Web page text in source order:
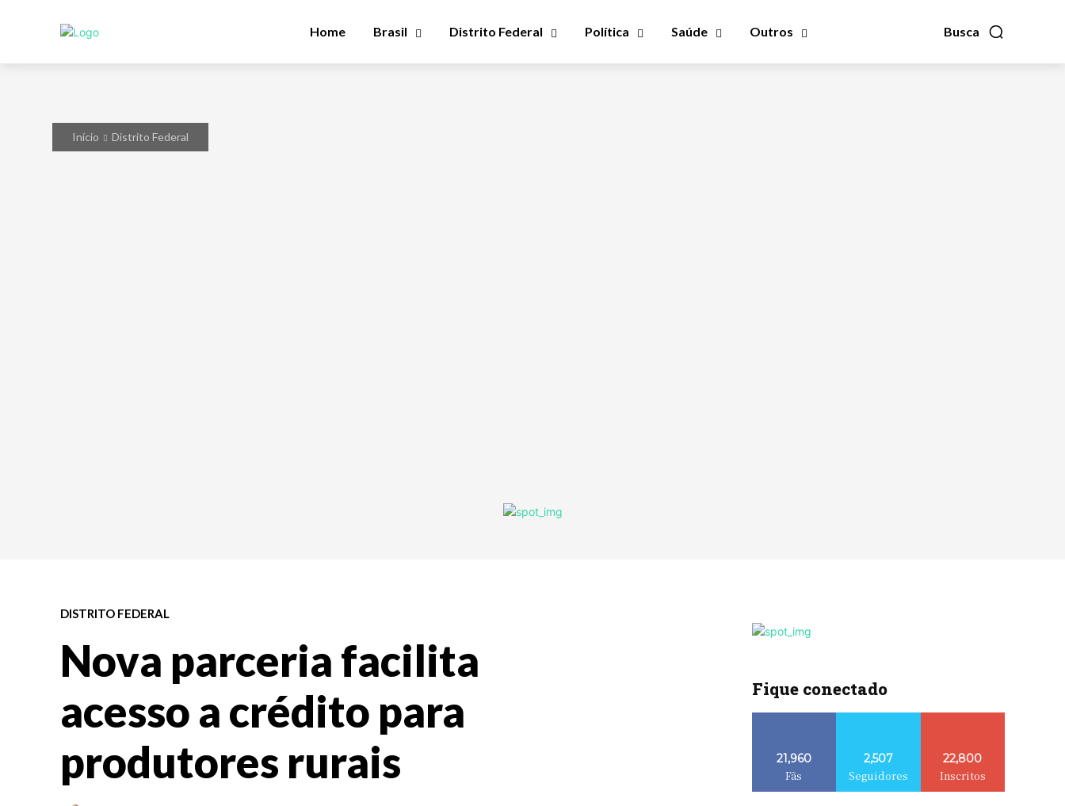
Busca
Home Brasil Distrito Federal Política Saúde Outros
Início Distrito Federal
DISTRITO FEDERAL
Nova parceria facilita
acesso a crédito para
produtores rurais
Fique conectado
21,960
Fãs
2,507
Seguidores
22,800
Inscritos